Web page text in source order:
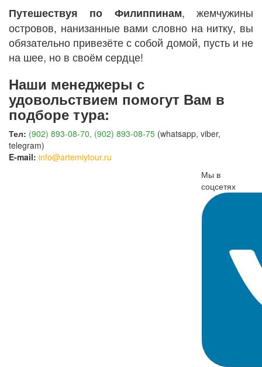
Путешествуя по Филиппинам, жемчужины
островов, нанизанные вами словно на нитку, вы
обязательно привезёте с собой домой, пусть и не
на шее, но в своём сердце!
Наши менеджеры с
удовольствием помогут Вам в
подборе тура:
Тел: (902) 893-08-70, (902) 893-08-75 (whatsapp, viber,
telegram)
E-mail: info@artemiytour.ru
Мы в
соцсетях